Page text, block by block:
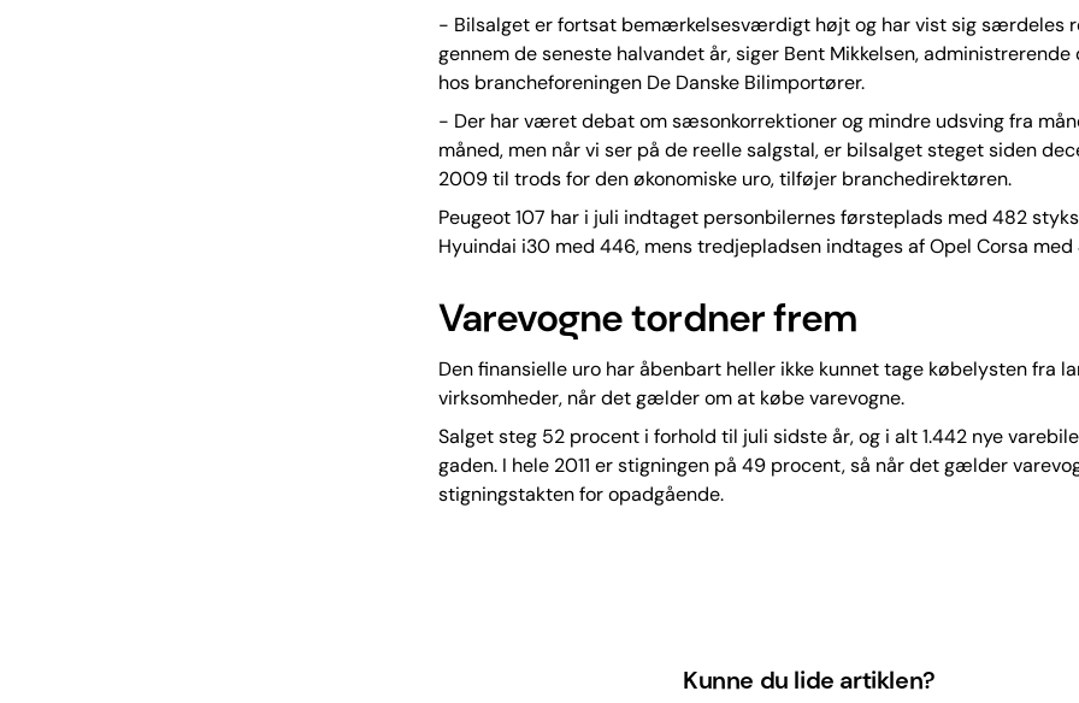
- Bilsalget er fortsat bemærkelsesværdigt højt og har vist sig særdeles
gennem de seneste halvandet år, siger Bent Mikkelsen,
hos brancheforeningen De Danske Bilimportører.
- Der har været debat om sæsonkorrektioner og mindre udsving fra
måned, men når vi ser på de reelle salgstal, er bilsalget steget siden
2009 til trods for den økonomiske uro, tilføjer branchedirektøren.
Peugeot 107 har i juli indtaget personbilernes førsteplads med 482
Hyuindai i30 med 446, mens tredjepladsen indtages af Opel Corsa med
Varevogne tordner frem
Den finansielle uro har åbenbart heller ikke kunnet tage købelysten fra
virksomheder, når det gælder om at købe varevogne.
Salget steg 52 procent i forhold til juli sidste år, og i alt 1.442 nye
gaden. I hele 2011 er stigningen på 49 procent, så når det gælder
stigningstakten for opadgående.
Kunne du lide artiklen?